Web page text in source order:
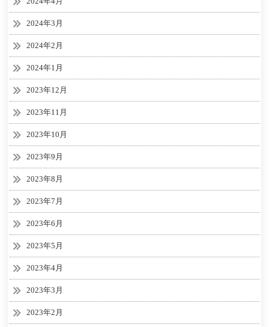
2024年3月
2024年2月
2024年1月
2023年12月
2023年11月
2023年10月
2023年9月
2023年8月
2023年7月
2023年6月
2023年5月
2023年4月
2023年3月
2023年2月